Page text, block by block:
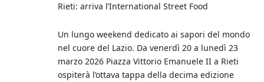
Rieti: arriva l’International Street Food
Un lungo weekend dedicato ai sapori del mondo
nel cuore del Lazio. Da venerdì 20 a lunedì 23
marzo 2026 Piazza Vittorio Emanuele II a Rieti
ospiterà l’ottava tappa della decima edizione